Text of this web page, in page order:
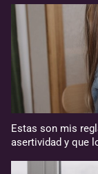
Estas son mis
asertividad y que